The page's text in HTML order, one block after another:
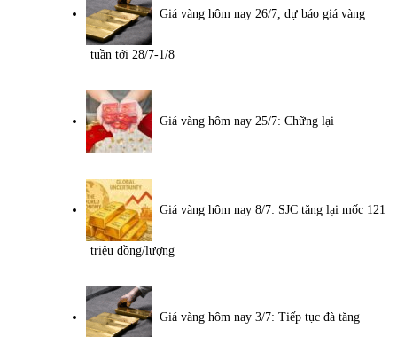
Giá vàng hôm nay 26/7, dự báo giá vàng
tuần tới 28/7-1/8
Giá vàng hôm nay 25/7: Chững lại
Giá vàng hôm nay 8/7: SJC tăng lại mốc 121
triệu đồng/lượng
Giá vàng hôm nay 3/7: Tiếp tục đà tăng